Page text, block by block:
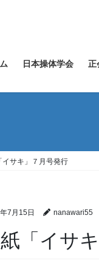
日本操体学会 正
サキ」７月号発行
7月15日 nanawari55
「イサ